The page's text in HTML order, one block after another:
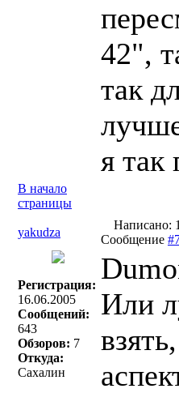
42",
так
я так
В начало
страницы
yakudza
Написано:
Сообщение
Регистрация:
16.06.2005
Сообщений:
643
Обзоров: 7
Откуда:
Сахалин
Или